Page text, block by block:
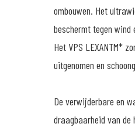
ombouwen. Het
beschermt tegen wind
Het VPS LEXANTM*
uitgenomen en
De verwijderbare en
draagbaarheid van de